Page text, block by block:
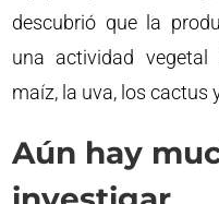
descubrió que la
una actividad
maíz, la uva, los cactus
Aún hay